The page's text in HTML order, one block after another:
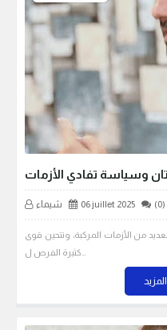
وسياسة تفادي الأزمات
شيماء 06 juillet 2025 (0)
من الأزمات المركبة، وتتحين قوى